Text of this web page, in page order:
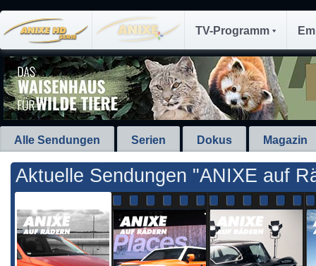
TV-Programm
Alle Sendungen Serien Dokus Magazin
Aktuelle Sendungen "ANIXE auf